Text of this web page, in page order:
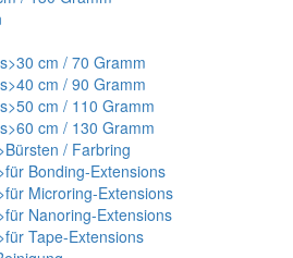
cm / 70 Gramm
cm / 90 Gramm
cm / 110 Gramm
cm / 130 Gramm
/ Farbring
Bonding-Extensions
Microring-Extensions
Nanoring-Extensions
Tape-Extensions